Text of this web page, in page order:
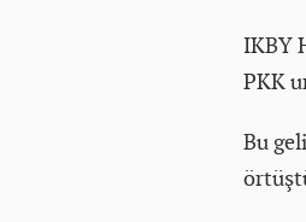
IKBY
PKK
Bu